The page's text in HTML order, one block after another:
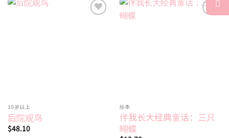
10岁以上
后院观鸟
$48.10
绘本
伴我长大经典童话：三只
蝴蝶